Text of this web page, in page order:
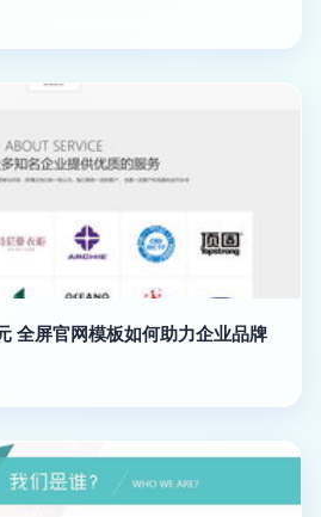
全屏官网模板如何助力企业品牌